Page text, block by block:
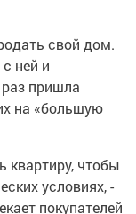
свой дом.
ней и
пришла
на «большую
квартиру, чтобы
условиях, -
покупателей